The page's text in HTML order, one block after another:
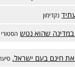
נקדימון
שהוא נטש הסטורי
חינם בעם ישראל.